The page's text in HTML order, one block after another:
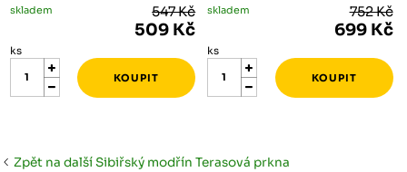
skladem 547 Kč
509 Kč
ks
skladem 752 Kč
699 Kč
ks
Zpět na další Sibiřský modřín Terasová prkna